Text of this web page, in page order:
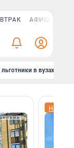
АФИША PLUS
в вузах СПб